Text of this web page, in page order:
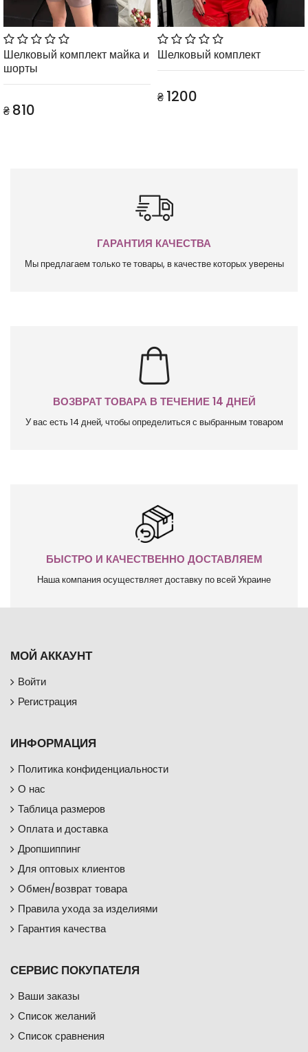
Шелковый комплект майка и
шорты
₴ 810
Шелковый комплект
₴ 1200
ГАРАНТИЯ КАЧЕСТВА
Мы предлагаем только те товары, в качестве которых уверены
ВОЗВРАТ ТОВАРА В ТЕЧЕНИЕ 14 ДНЕЙ
У вас есть 14 дней, чтобы определиться с выбранным товаром
БЫСТРО И КАЧЕСТВЕННО ДОСТАВЛЯЕМ
Наша компания осуществляет доставку по всей Украине
МОЙ АККАУНТ
Войти
Регистрация
ИНФОРМАЦИЯ
Политика конфиденциальности
О нас
Таблица размеров
Оплата и доставка
Дропшиппинг
Для оптовых клиентов
Обмен/возврат товара
Правила ухода за изделиями
Гарантия качества
СЕРВИС ПОКУПАТЕЛЯ
Ваши заказы
Список желаний
Список сравнения